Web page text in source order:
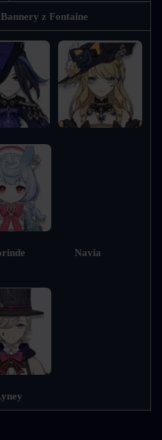
z Fontaine
Navia